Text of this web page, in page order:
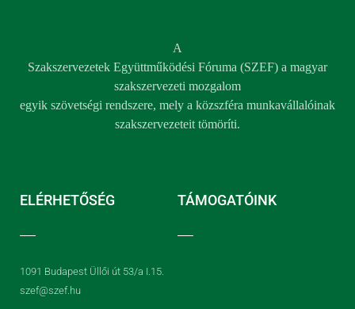
A
Szakszervezetek Együttműködési Fóruma (SZEF) a magyar
szakszervezeti mozgalom
egyik szövetségi rendszere, mely a közszféra munkavállalóinak
szakszervezeteit tömöríti.
ELÉRHETŐSÉG
1091 Budapest Üllői út 53/a I.15.
szef@szef.hu
TÁMOGATÓINK